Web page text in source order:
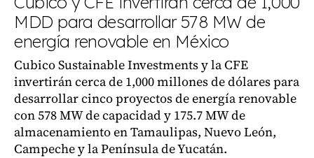
MDD para desarrollar 578 MW de
energía renovable en México
Cubico Sustainable Investments y la CFE
invertirán cerca de 1,000 millones de dólares para
desarrollar cinco proyectos de energía renovable
con 578 MW de capacidad y 175.7 MW de
almacenamiento en Tamaulipas, Nuevo León,
Campeche y la Península de Yucatán.